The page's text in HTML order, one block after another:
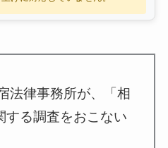
法律事務所が、「相
する調査をおこない